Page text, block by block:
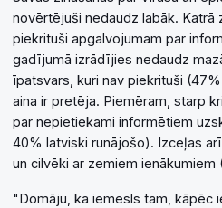
novērtējuši nedaudz labāk. Katrā
piekrituši apgalvojumam par
gadījumā izrādījies nedaudz
īpatsvars, kuri nav piekrituši
aina ir pretēja. Piemēram, starp
par nepietiekami informētiem
40% latviski runājošo). Izceļas
un cilvēki ar zemiem ienākumiem
"Domāju, ka iemesls tam, kāpēc